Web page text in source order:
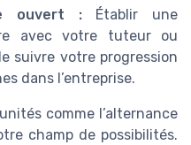
ouvert :Établir une
avec votre tuteur ou
suivre votre progression
dans l’entreprise.
comme l’alternance
champ de possibilités.